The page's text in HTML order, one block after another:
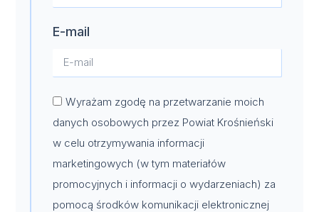
E-mail
Wyrażam zgodę na przetwarzanie moich
danych osobowych przez Powiat Krośnieński
w celu otrzymywania informacji
marketingowych (w tym materiałów
promocyjnych i informacji o wydarzeniach) za
pomocą środków komunikacji elektronicznej